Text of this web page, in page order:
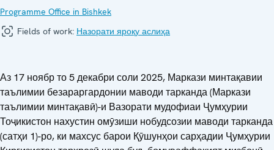
Programme Office in Bishkek
Fields of work: Назорати яроқу аслиҳа
Аз 17 ноябр то 5 декабри соли 2025, Маркази минтақавии
таълимии безараргардонии маводи тарканда (Маркази
таълимии минтақавӣ)-и Вазорати мудофиаи Ҷумҳурии
Тоҷикистон нахустин омӯзиши нобудсозии маводи тарканда
(сатҳи 1)-ро, ки махсус барои Қӯшунҳои сарҳадии Ҷумҳурии